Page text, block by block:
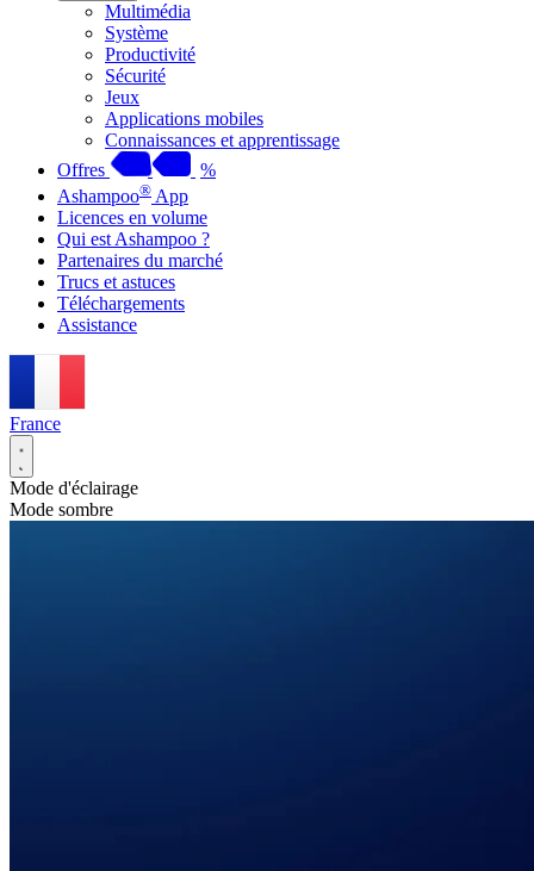
Multimédia
Système
Productivité
Sécurité
Jeux
Applications mobiles
Connaissances et apprentissage
Offres
%
Ashampoo® App
Licences en volume
Qui est Ashampoo ?
Partenaires du marché
Trucs et astuces
Téléchargements
Assistance
France
Mode d'éclairage
Mode sombre